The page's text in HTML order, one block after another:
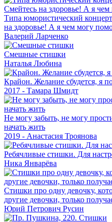
Типа юмористический
на здоровье! А я чем могу
Валерий Ларченко
Смешные стишки
Наталья Любина
Крайон. Желание сбудется, я
2017 - Тамара Шмидт
Не могу забыть, не могу
начать жить
2019 - Анастасия Троянова
Ребячливые стишки. Для
Ника Январёва
Стишки про одну девочку,
другие девочки, только
Юрий Петрович Русин